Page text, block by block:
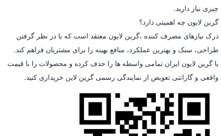
چیزی نیاز دارید.
گرین لایون چه اهمیتی دارد؟
درک نیازهای مصرف کننده ،گرین لایون معتقد است که با در نظر گرفتن
طراحی، سبک و بهترین عملکرد، منافع بهینه را برای مشتریان فراهم کند.
با گرین لایون ایران تمامی واسطه ها را حذف کرده و محصولات را با قیمت
واقعی و گارانتی تعویض از نمایندگی رسمی گرین لاین خریداری کنید.